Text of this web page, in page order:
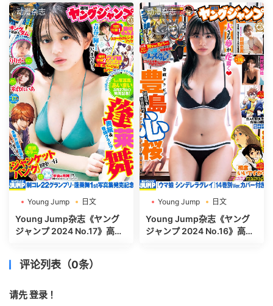
动漫杂志
Young Jump
日文
週刊ヤングジャンプ
Young Jump杂志《ヤング
ジャンプ 2024 No.17》高清
动漫杂志
Young Jump
日文
週刊ヤングジャンプ
Young Jump杂志《ヤング
ジャンプ 2024 No.16》高清
评论列表（0条）
请先登录 ！